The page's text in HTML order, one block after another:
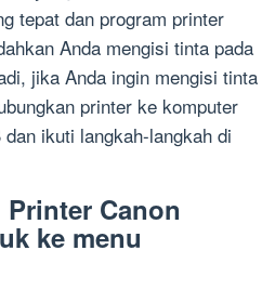
tepat dan program printer
Anda mengisi tinta pada
jika Anda ingin mengisi tinta
printer ke komputer
ikuti langkah-langkah di
Canon
ke menu